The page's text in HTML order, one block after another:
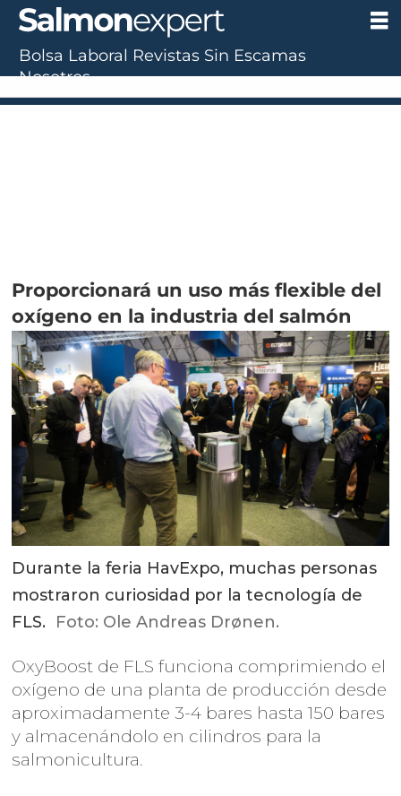
Proporcionará un uso más flexible del
oxígeno en la industria del salmón
Durante la feria HavExpo, muchas personas
mostraron curiosidad por la tecnología de
FLS. Foto: Ole Andreas Drønen.
OxyBoost de FLS funciona comprimiendo el
oxígeno de una planta de producción desde
aproximadamente 3-4 bares hasta 150 bares
y almacenándolo en cilindros para la
salmonicultura.
Bolsa Laboral Revistas Sin Escamas
Nosotros